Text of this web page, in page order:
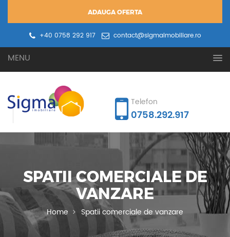
ADAUGA OFERTA
+40 0758 292 917
contact@sigmaimobiliare.ro
MENU
Telefon
0758.292.917
SPATII COMERCIALE DE
VANZARE
Home Spatii comerciale de vanzare